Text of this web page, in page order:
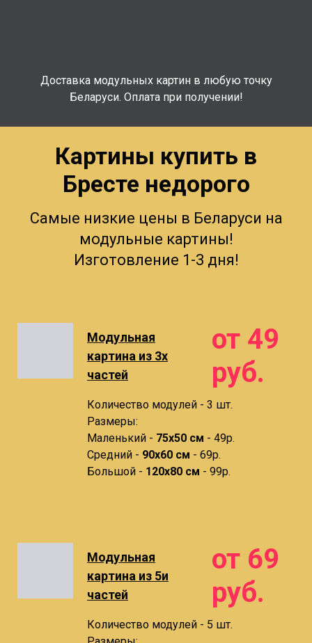
Доставка модульных картин в любую точку
Беларуси. Оплата при получении!
Картины купить в
Бресте недорого
Самые низкие цены в Беларуси на
модульные картины!
Изготовление 1-3 дня!
Модульная
картина из 3х
частей
от 49
руб.
Количество модулей - 3 шт.
Размеры:
Маленький - 75х50 см - 49р.
Средний - 90x60 см - 69р.
Большой - 120х80 см - 99р.
Модульная
картина из 5и
частей
от 69
руб.
Количество модулей - 5 шт.